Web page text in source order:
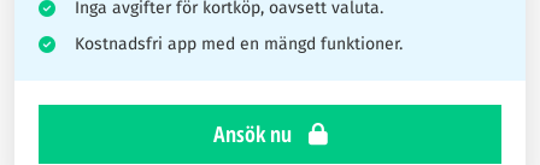
Inga avgifter för kortköp, oavsett valuta.
Kostnadsfri app med en mängd funktioner.
Ansök nu